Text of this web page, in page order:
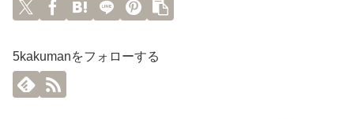
5kakumanをフォローする